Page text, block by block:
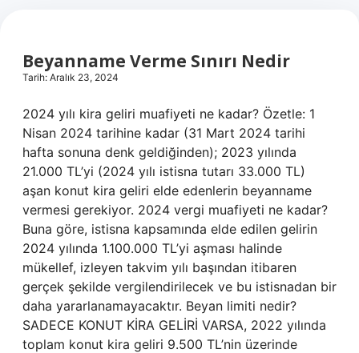
Beyanname Verme Sınırı Nedir
Tarih: Aralık 23, 2024
2024 yılı kira geliri muafiyeti ne kadar? Özetle: 1
Nisan 2024 tarihine kadar (31 Mart 2024 tarihi
hafta sonuna denk geldiğinden); 2023 yılında
21.000 TL’yi (2024 yılı istisna tutarı 33.000 TL)
aşan konut kira geliri elde edenlerin beyanname
vermesi gerekiyor. 2024 vergi muafiyeti ne kadar?
Buna göre, istisna kapsamında elde edilen gelirin
2024 yılında 1.100.000 TL’yi aşması halinde
mükellef, izleyen takvim yılı başından itibaren
gerçek şekilde vergilendirilecek ve bu istisnadan bir
daha yararlanamayacaktır. Beyan limiti nedir?
SADECE KONUT KİRA GELİRİ VARSA, 2022 yılında
toplam konut kira geliri 9.500 TL’nin üzerinde